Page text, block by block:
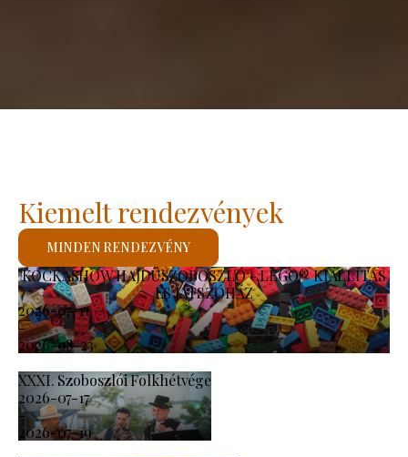
KOCKASHOW HAJDÚSZOBOSZLÓ - LEGO® KIÁLLÍTÁS
ÉS JÁTSZÓHÁZ
2026-07-11
-
2026-08-23
XXXI. Szoboszlói Folkhétvége
2026-07-17
-
2026-07-19
Kiemelt rendezvények
MINDEN RENDEZVÉNY